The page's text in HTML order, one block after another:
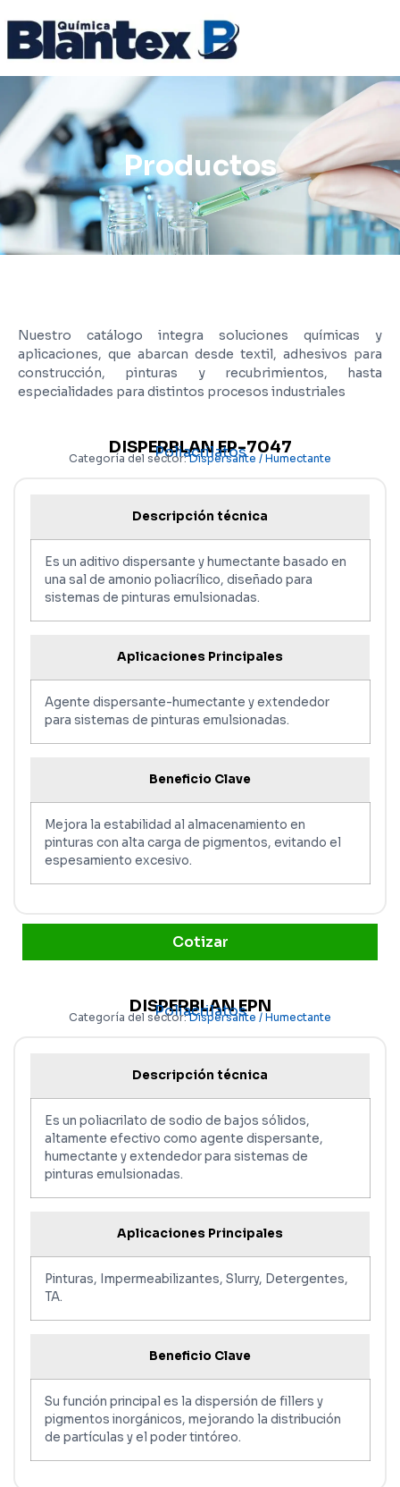
Productos
Nuestro catálogo integra soluciones químicas y
aplicaciones, que abarcan desde textil, adhesivos para
construcción, pinturas y recubrimientos, hasta
especialidades para distintos procesos industriales
DISPERBLAN EP-7047
Poliacrilatos
Categoría del sector:Dispersante / Humectante
Descripción técnica
Es un aditivo dispersante y humectante basado en
una sal de amonio poliacrílico, diseñado para
sistemas de pinturas emulsionadas.
Aplicaciones Principales
Agente dispersante-humectante y extendedor
para sistemas de pinturas emulsionadas.
Beneficio Clave
Mejora la estabilidad al almacenamiento en
pinturas con alta carga de pigmentos, evitando el
espesamiento excesivo.
Cotizar
DISPERBLAN EPN
Poliacrilatos
Categoría del sector:Dispersante / Humectante
Descripción técnica
Es un poliacrilato de sodio de bajos sólidos,
altamente efectivo como agente dispersante,
humectante y extendedor para sistemas de
pinturas emulsionadas.
Aplicaciones Principales
Pinturas, Impermeabilizantes, Slurry, Detergentes,
TA.
Beneficio Clave
Su función principal es la dispersión de fillers y
pigmentos inorgánicos, mejorando la distribución
de partículas y el poder tintóreo.